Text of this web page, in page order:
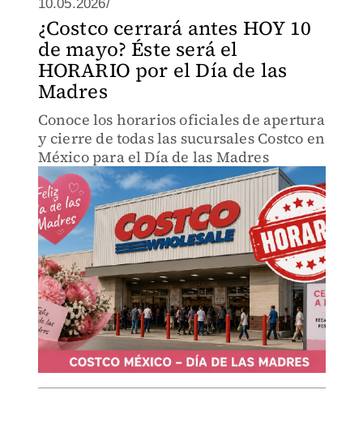
10.05.2026/
¿Costco cerrará antes HOY 10
de mayo? Éste será el
HORARIO por el Día de las
Madres
Conoce los horarios oficiales de apertura
y cierre de todas las sucursales Costco en
México para el Día de las Madres